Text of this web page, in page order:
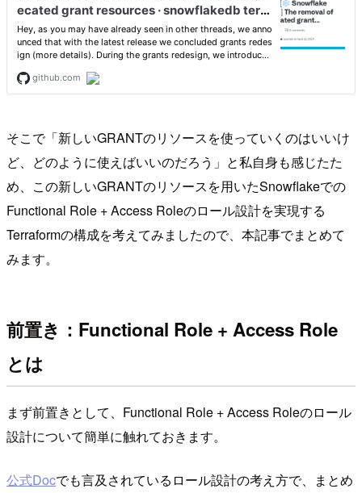
そこで「新しいGRANTのリソースを使っていくのはいいけ
ど、どのように使えばいいのだろう」と私自身も感じたた
め、この新しいGRANTのリソースを用いたSnowflakeでの
Functional Role + Access Roleのロール設計を実現する
Terraformの構成を考えてみましたので、本記事でまとめて
みます。
前置き：Functional Role + Access Role
とは
まず前置きとして、Functional Role + Access Roleのロール
設計について簡単に触れておきます。
公式Docでも言及されているロール設計の考え方で、まとめ